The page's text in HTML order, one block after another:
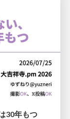
30年もつ